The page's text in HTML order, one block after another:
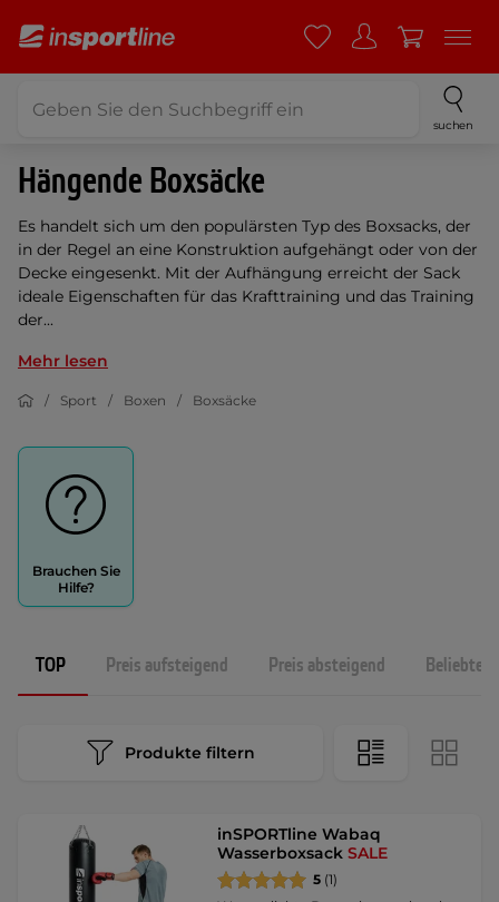
suchen
Hängende Boxsäcke
Es handelt sich um den populärsten Typ des Boxsacks, der
in der Regel an eine Konstruktion aufgehängt oder von der
Decke eingesenkt. Mit der Aufhängung erreicht der Sack
ideale Eigenschaften für das Krafttraining und das Training
der...
Mehr lesen
Sport Boxen Boxsäcke
Brauchen Sie
Hilfe?
TOP Preis aufsteigend Preis absteigend
Produkte filtern
inSPORTline Wabaq
WasserboxsackSALE
5 (1)